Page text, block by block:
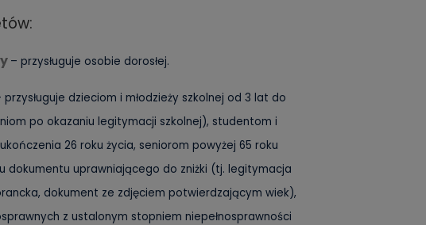
– przysługuje osobie dorosłej.
przysługuje dzieciom i młodzieży szkolnej od 3 lat do
po okazaniu legitymacji szkolnej), studentom i
26 roku życia, seniorom powyżej 65 roku
dokumentu uprawniającego do zniżki (tj. legitymacja
dokument ze zdjęciem potwierdzającym wiek),
z ustalonym stopniem niepełnosprawności